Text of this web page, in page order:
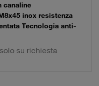
canaline
inox resistenza
Tecnologia anti-
su richiesta